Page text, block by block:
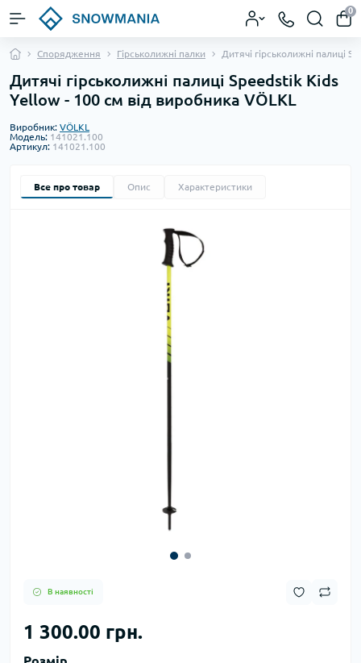
0
Спорядження Гірськолижні палки Дитячі гірськолижні палиці
Дитячі гірськолижні палиці Speedstik Kids
Yellow - 100 см від виробника VÖLKL
Виробник: VÖLKL
Модель: 141021.100
Артикул: 141021.100
Все про товар Опис Характеристики
В наявності
1 300.00 грн.